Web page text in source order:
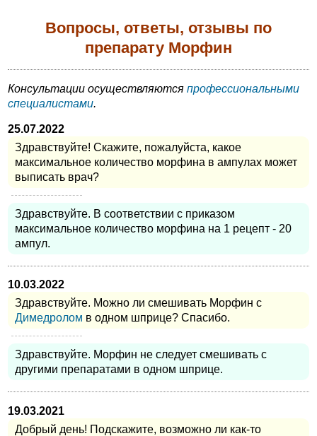
Вопросы, ответы, отзывы по
препарату Морфин
Консультации осуществляются профессиональными
специалистами.
25.07.2022
Здравствуйте! Скажите, пожалуйста, какое
максимальное количество морфина в ампулах может
выписать врач?
Здравствуйте. В соответствии с приказом
максимальное количество морфина на 1 рецепт - 20
ампул.
10.03.2022
Здравствуйте. Можно ли смешивать Морфин с
Димедролом в одном шприце? Спасибо.
Здравствуйте. Морфин не следует смешивать с
другими препаратами в одном шприце.
19.03.2021
Добрый день! Подскажите, возможно ли как-то